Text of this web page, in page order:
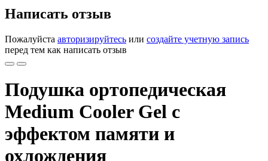
Написать отзыв
Пожалуйста авторизируйтесь или создайте учетную запись
перед тем как написать отзыв
Подушка ортопедическая
Medium Cooler Gel с
эффектом памяти и
охлождения